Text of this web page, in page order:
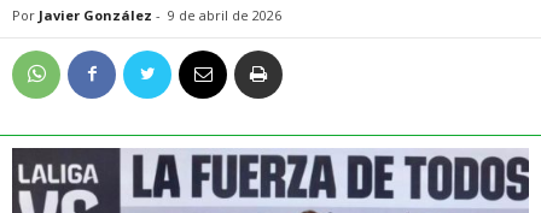
Por Javier González - 9 de abril de 2026